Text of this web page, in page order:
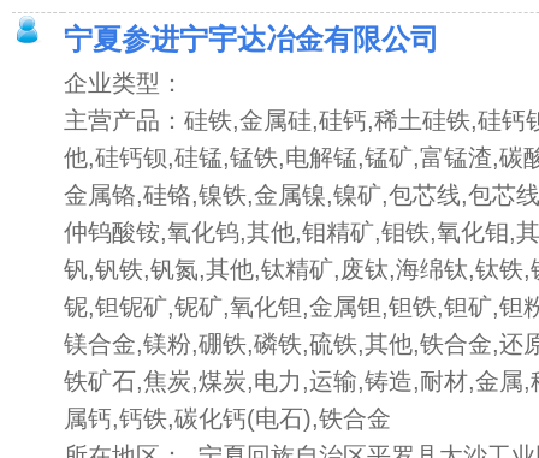
宁夏参进宁宇达冶金有限公司
企业类型：
主营产品：硅铁,金属硅,硅钙,稀土硅铁,硅钙
他,硅钙钡,硅锰,锰铁,电解锰,锰矿,富锰渣,碳
金属铬,硅铬,镍铁,金属镍,镍矿,包芯线,包芯
仲钨酸铵,氧化钨,其他,钼精矿,钼铁,氧化钼,
钒,钒铁,钒氮,其他,钛精矿,废钛,海绵钛,钛铁,
铌,钽铌矿,铌矿,氧化钽,金属钽,钽铁,钽矿,钽
镁合金,镁粉,硼铁,磷铁,硫铁,其他,铁合金,还
铁矿石,焦炭,煤炭,电力,运输,铸造,耐材,金属,
属钙,钙铁,碳化钙(电石),铁合金